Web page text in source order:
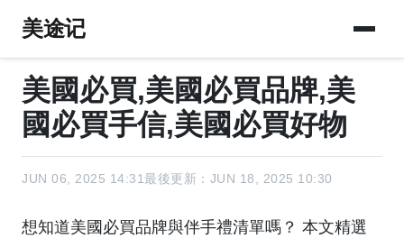
美途记
美國必買,美國必買品牌,美
國必買手信,美國必買好物
JUN 06, 2025 14:31最後更新：JUN 18, 2025 10:30
想知道美國必買品牌與伴手禮清單嗎？ 本文精選